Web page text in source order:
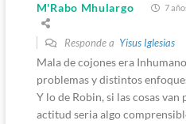
M'Rabo Mhulargo 7
Responde a Yisus Iglesias
Mala de cojones era
problemas y distintos
Y lo de Robin, si las cosas
actitud seria algo